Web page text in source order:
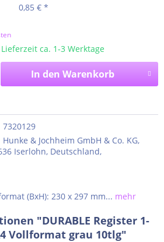
0,85 € *
ca. 1-3 Werktage
In den Warenkorb
7320129
Hunke & Jochheim GmbH & Co. KG,
Iserlohn, Deutschland,
(BxH): 230 x 297 mm... mehr
"DURABLE Register 1-
Vollformat grau 10tlg"